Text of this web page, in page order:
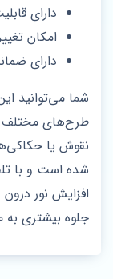
دارای
امکان
دارای
شما می‌توانید
طرح‌های مختلف
نقوش یا
شده است و با
افزایش نور
جلوه بیشتری